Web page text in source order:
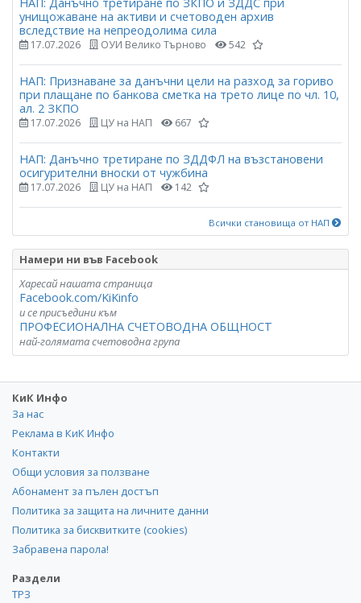
унищожаване на активи и счетоводен архив
вследствие на непреодолима сила
17.07.2026 ОУИ Велико Търново 542
НАП: Признаване за данъчни цели на разход за гориво
при плащане по банкова сметка на трето лице по чл. 10,
ал. 2 ЗКПО
17.07.2026 ЦУ на НАП 667
НАП: Данъчно третиране по ЗДДФЛ на възстановени
осигурителни вноски от чужбина
17.07.2026 ЦУ на НАП 142
Всички становища от НАП
Намери ни във Facebook
Харесай нашата страница
Facebook.com/KiKinfo
и се присъедини към
ПРОФЕСИОНАЛНА СЧЕТОВОДНА ОБЩНОСТ
най-голямата счетоводна група
КиК Инфо
За нас
Реклама в КиК Инфо
Контакти
Общи условия за ползване
Абонамент за пълен достъп
Политика за защита на личните данни
Политика за бисквитките (cookies)
Забравена парола!
Раздели
ТРЗ